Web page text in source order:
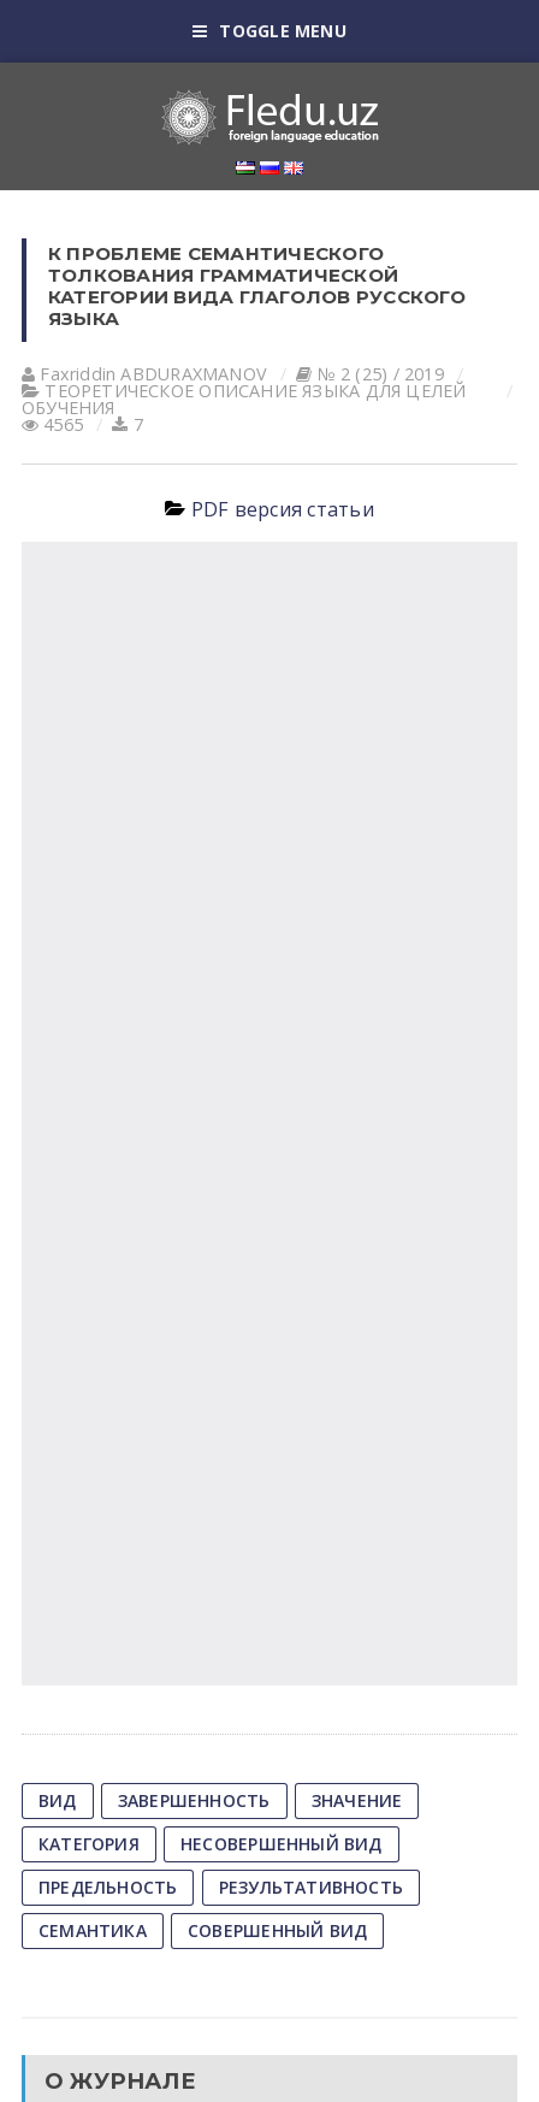
TOGGLE MENU
К ПРОБЛЕМЕ СЕМАНТИЧЕСКОГО
ТОЛКОВАНИЯ ГРАММАТИЧЕСКОЙ
КАТЕГОРИИ ВИДА ГЛАГОЛОВ РУССКОГО
ЯЗЫКА
Faxriddin АBDURАXMАNOV № 2 (25) / 2019
ТЕОРЕТИЧЕСКОЕ ОПИСАНИЕ ЯЗЫКА ДЛЯ ЦЕЛЕЙ
ОБУЧЕНИЯ
4565 7
PDF версия статьи
ВИД ЗАВЕРШЕННОСТЬ
ЗНАЧЕНИЕ
КАТЕГОРИЯ
НЕСОВЕРШЕННЫЙ ВИД
ПРЕДЕЛЬНОСТЬ
РЕЗУЛЬТАТИВНОСТЬ
СЕМАНТИКА
СОВЕРШЕННЫЙ ВИД
О ЖУРНАЛЕ